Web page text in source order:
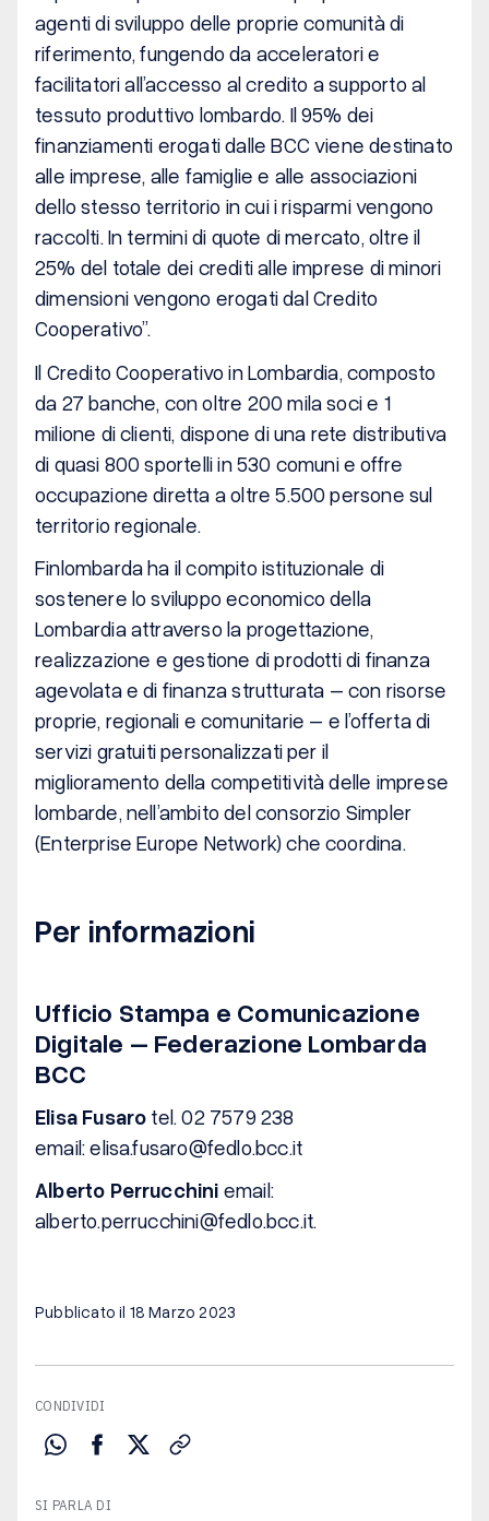
agenti di sviluppo delle proprie comunità di
riferimento, fungendo da acceleratori e
facilitatori all’accesso al credito a supporto al
tessuto produttivo lombardo. Il 95% dei
finanziamenti erogati dalle BCC viene destinato
alle imprese, alle famiglie e alle associazioni
dello stesso territorio in cui i risparmi vengono
raccolti. In termini di quote di mercato, oltre il
25% del totale dei crediti alle imprese di minori
dimensioni vengono erogati dal Credito
Cooperativo”.
Il Credito Cooperativo in Lombardia, composto
da 27 banche, con oltre 200 mila soci e 1
milione di clienti, dispone di una rete distributiva
di quasi 800 sportelli in 530 comuni e offre
occupazione diretta a oltre 5.500 persone sul
territorio regionale.
Finlombarda ha il compito istituzionale di
sostenere lo sviluppo economico della
Lombardia attraverso la progettazione,
realizzazione e gestione di prodotti di finanza
agevolata e di finanza strutturata – con risorse
proprie, regionali e comunitarie – e l’offerta di
servizi gratuiti personalizzati per il
miglioramento della competitività delle imprese
lombarde, nell’ambito del consorzio Simpler
(Enterprise Europe Network) che coordina.
Per informazioni
Ufficio Stampa e Comunicazione
Digitale – Federazione Lombarda
BCC
Elisa Fusaro tel. 02 7579 238
email:elisa.fusaro@fedlo.bcc.it
Alberto Perrucchini email:
alberto.perrucchini@fedlo.bcc.it.
Pubblicato il 18 Marzo 2023
CONDIVIDI
SI PARLA DI